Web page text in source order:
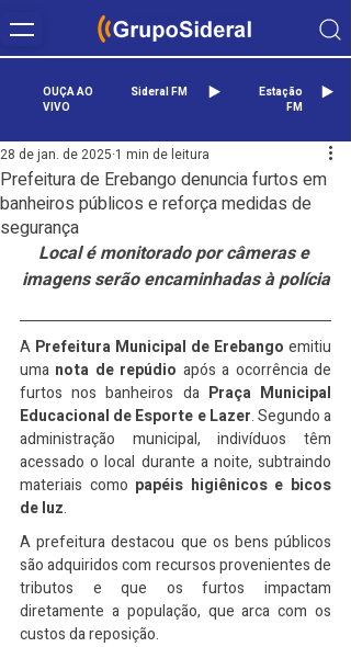
OUÇA AO
VIVO
Sideral FM
Estação
FM
Prefeitura de Erebango denuncia furtos em
banheiros públicos e reforça medidas de
segurança
28 de jan. de 2025 1 min de leitura
Local é monitorado por câmeras e
imagens serão encaminhadas à polícia
A Prefeitura Municipal de Erebango emitiu
uma nota de repúdio após a ocorrência de
furtos nos banheiros da Praça Municipal
Educacional de Esporte e Lazer. Segundo a
administração municipal, indivíduos têm
acessado o local durante a noite, subtraindo
materiais como papéis higiênicos e bicos
de luz.
A prefeitura destacou que os bens públicos
são adquiridos com recursos provenientes de
tributos e que os furtos impactam
diretamente a população, que arca com os
custos da reposição.